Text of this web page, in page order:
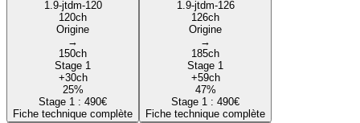
1.9-jtdm-120
120ch
Origine
→
150ch
Stage 1
+30ch
25%
Stage 1 : 490€
Fiche technique complète
1.9-jtdm-126
126ch
Origine
→
185ch
Stage 1
+59ch
47%
Stage 1 : 490€
Fiche technique complète